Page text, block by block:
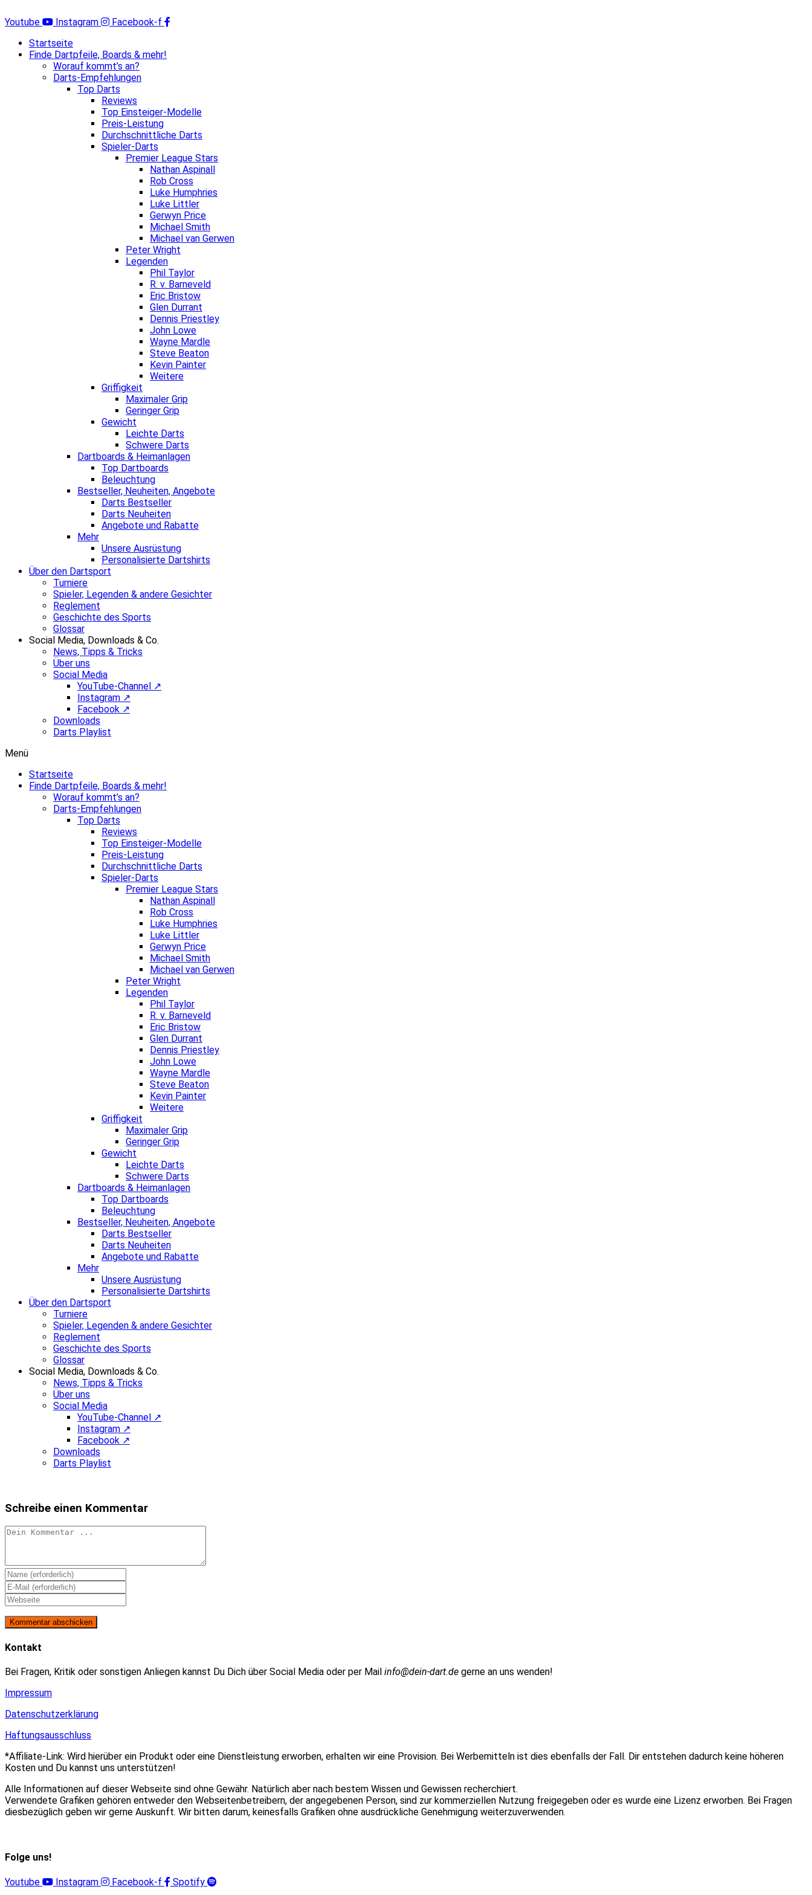
Inhalt
Youtube Instagram
Facebook-f
Startseite
Finde Dartpfeile, Boards & mehr!
Worauf kommt’s an?
Darts-Empfehlungen
Top Darts
Reviews
Top Einsteiger-Modelle
Preis-Leistung
Durchschnittliche Darts
Spieler-Darts
Premier League Stars
Nathan Aspinall
Rob Cross
Luke Humphries
Luke Littler
Gerwyn Price
Michael Smith
Michael van Gerwen
Peter Wright
Legenden
Phil Taylor
R. v. Barneveld
Eric Bristow
Glen Durrant
Dennis Priestley
John Lowe
Wayne Mardle
Steve Beaton
Kevin Painter
Weitere
Griffigkeit
Maximaler Grip
Geringer Grip
Gewicht
Leichte Darts
Schwere Darts
Dartboards & Heimanlagen
Top Dartboards
Beleuchtung
Bestseller, Neuheiten, Angebote
Darts Bestseller
Darts Neuheiten
Angebote und Rabatte
Mehr
Unsere Ausrüstung
Personalisierte Dartshirts
Über den Dartsport
Turniere
Spieler, Legenden & andere Gesichter
Reglement
Geschichte des Sports
Glossar
Social Media, Downloads & Co.
News, Tipps & Tricks
Über uns
Social Media
YouTube-Channel ↗
Instagram ↗
Facebook ↗
Downloads
Darts Playlist
Menü
Startseite
Finde Dartpfeile, Boards & mehr!
Worauf kommt’s an?
Darts-Empfehlungen
Top Darts
Reviews
Top Einsteiger-Modelle
Preis-Leistung
Durchschnittliche Darts
Spieler-Darts
Premier League Stars
Nathan Aspinall
Rob Cross
Luke Humphries
Luke Littler
Gerwyn Price
Michael Smith
Michael van Gerwen
Peter Wright
Legenden
Phil Taylor
R. v. Barneveld
Eric Bristow
Glen Durrant
Dennis Priestley
John Lowe
Wayne Mardle
Steve Beaton
Kevin Painter
Weitere
Griffigkeit
Maximaler Grip
Geringer Grip
Gewicht
Leichte Darts
Schwere Darts
Dartboards & Heimanlagen
Top Dartboards
Beleuchtung
Bestseller, Neuheiten, Angebote
Darts Bestseller
Darts Neuheiten
Angebote und Rabatte
Mehr
Unsere Ausrüstung
Personalisierte Dartshirts
Über den Dartsport
Turniere
Spieler, Legenden & andere Gesichter
Reglement
Geschichte des Sports
Glossar
Social Media, Downloads & Co.
News, Tipps & Tricks
Über uns
Social Media
YouTube-Channel ↗
Instagram ↗
Facebook ↗
Downloads
Darts Playlist
Schreibe einen Kommentar
Kommentieren
Gib
deinen
Namen
oder
Benutzernamen
zum
Kommentieren
ein
Gib
deine
E-
Mail-
Adresse
zum
ein
Gib
Website-
ein
Kontakt
Bei Fragen, Kritik oder sonstigen Anliegen kannst Du Dich über Social Media oder per Mail info@dein-dart.de gerne an uns wenden!
Impressum
Datenschutzerklärung
Haftungsausschluss
*Affiliate-Link: Wird hierüber ein Produkt oder eine Dienstleistung erworben, erhalten wir eine Provision. Bei Werbemitteln ist dies ebenfalls der Fall. Dir entstehen dadurch keine höheren
Kosten und Du kannst uns unterstützen!
Alle Informationen auf dieser Webseite sind ohne Gewähr. Natürlich aber nach bestem Wissen und Gewissen recherchiert.
Verwendete Grafiken gehören entweder den Webseitenbetreibern, der angegebenen Person, sind zur kommerziellen Nutzung freigegeben oder es wurde eine Lizenz erworben. Bei Fragen
diesbezüglich geben wir gerne Auskunft. Wir bitten darum, keinesfalls Grafiken ohne ausdrückliche Genehmigung weiterzuverwenden.
Folge uns!
Youtube Instagram Facebook-f Spotify